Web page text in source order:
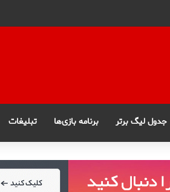
جدول لیگ برتر برنامه بازی‌ها تبلیغات